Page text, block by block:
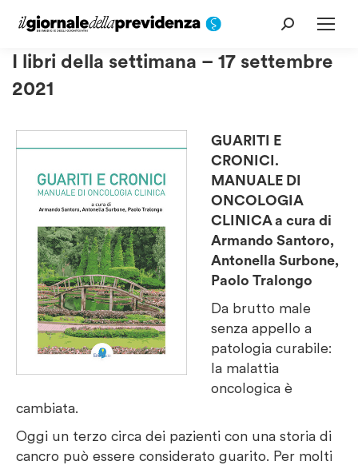
Cerca:
I libri della settimana – 17 settembre
2021
GUARITI E
CRONICI.
MANUALE DI
ONCOLOGIA
CLINICA a cura di
Armando Santoro,
Antonella Surbone,
Paolo Tralongo
Da brutto male
senza appello a
patologia curabile:
la malattia
oncologica è
cambiata.
Oggi un terzo circa dei pazienti con una storia di
cancro può essere considerato guarito. Per molti